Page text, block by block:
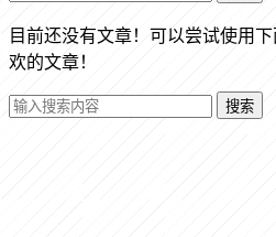
目前还没有文章！可以尝试使用
欢的文章！
搜索